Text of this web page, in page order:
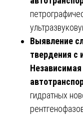
Выявление
твердения с
Независимая
гидратных